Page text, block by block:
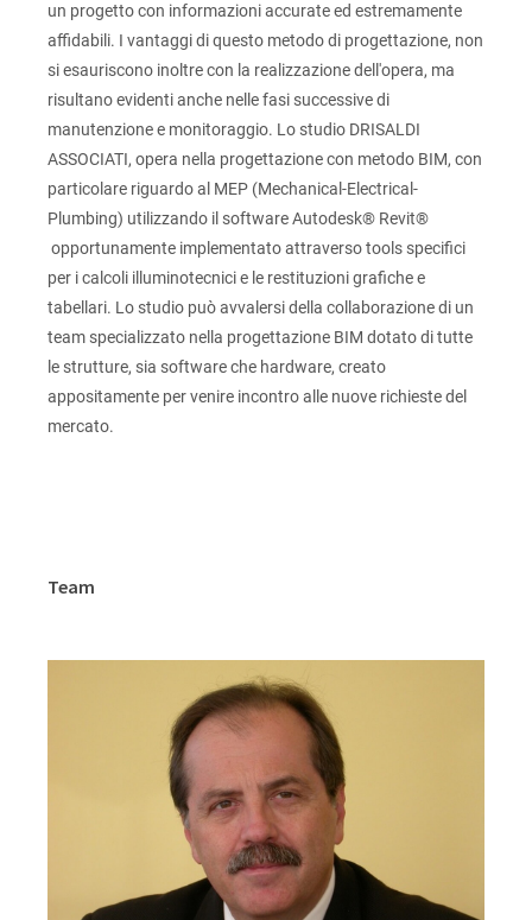
un progetto con informazioni accurate ed estremamente
affidabili. I vantaggi di questo metodo di progettazione, non
si esauriscono inoltre con la realizzazione dell'opera, ma
risultano evidenti anche nelle fasi successive di
manutenzione e monitoraggio. Lo studio DRISALDI
ASSOCIATI, opera nella progettazione con metodo BIM, con
particolare riguardo al MEP (Mechanical-Electrical-
Plumbing) utilizzando il software Autodesk® Revit®
opportunamente implementato attraverso tools specifici
per i calcoli illuminotecnici e le restituzioni grafiche e
tabellari. Lo studio può avvalersi della collaborazione di un
team specializzato nella progettazione BIM dotato di tutte
le strutture, sia software che hardware, creato
appositamente per venire incontro alle nuove richieste del
mercato.
Team